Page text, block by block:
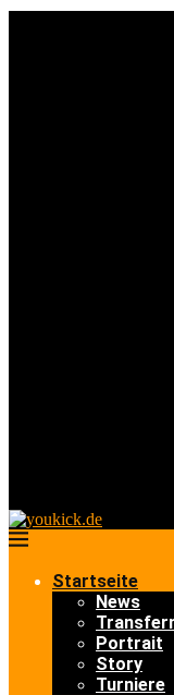
Startseite
News
Portrait
Story
Turniere